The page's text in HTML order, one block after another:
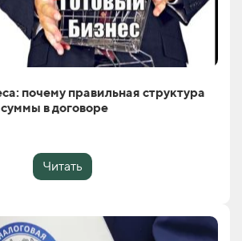
почему правильная структура
в договоре
Читать